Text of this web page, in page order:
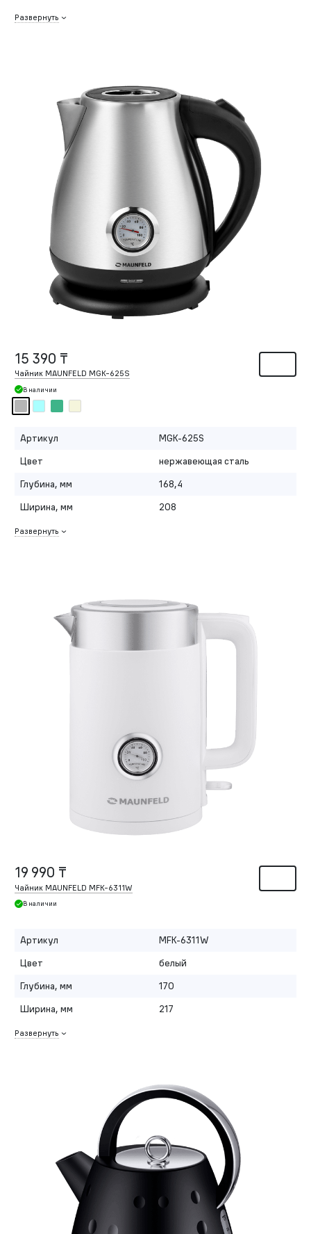
Развернуть
15 390 ₸
Чайник MAUNFELD MGK-625S
В наличии
Артикул
MGK-625S
Цвет
нержавеющая сталь
Глубина, мм
168,4
Ширина, мм
208
Развернуть
19 990 ₸
Чайник MAUNFELD MFK-6311W
В наличии
Артикул
MFK-6311W
Цвет
белый
Глубина, мм
170
Ширина, мм
217
Развернуть